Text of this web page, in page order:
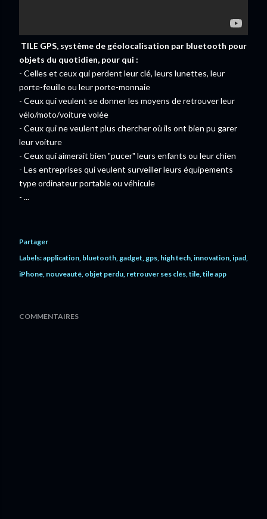
TILE GPS, système de géolocalisation par bluetooth pour
objets du quotidien, pour qui :
- Celles et ceux qui perdent leur clé, leurs lunettes, leur
porte-feuille ou leur porte-monnaie
- Ceux qui veulent se donner les moyens de retrouver leur
vélo/moto/voiture volée
- Ceux qui ne veulent plus chercher où ils ont bien pu garer
leur voiture
- Ceux qui aimerait bien "pucer" leurs enfants ou leur chien
- Les entreprises qui veulent surveiller leurs équipements
type ordinateur portable ou véhicule
- ...
Partager
Labels:application bluetooth gadget gps high tech innovation ipad
iPhone nouveauté objet perdu retrouver ses clés tile tile app
COMMENTAIRES